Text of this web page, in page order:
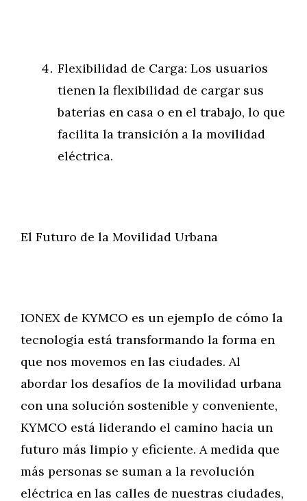
Flexibilidad de Carga: Los usuarios
tienen la flexibilidad de cargar sus
baterías en casa o en el trabajo, lo que
facilita la transición a la movilidad
eléctrica.
El Futuro de la Movilidad Urbana
IONEX de KYMCO es un ejemplo de cómo la
tecnología está transformando la forma en
que nos movemos en las ciudades. Al
abordar los desafíos de la movilidad urbana
con una solución sostenible y conveniente,
KYMCO está liderando el camino hacia un
futuro más limpio y eficiente. A medida que
más personas se suman a la revolución
eléctrica en las calles de nuestras ciudades,